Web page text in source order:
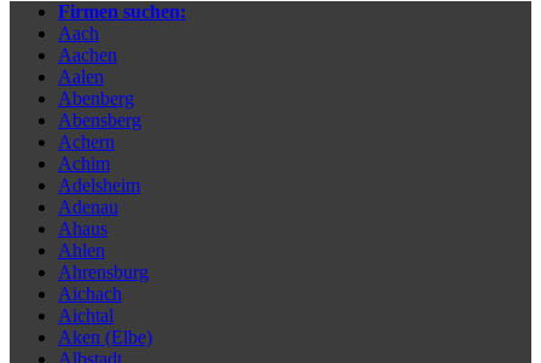
Firmen suchen:
Aach
Aachen
Aalen
Abenberg
Abensberg
Achern
Achim
Adelsheim
Adenau
Ahaus
Ahlen
Ahrensburg
Aichach
Aichtal
Aken (Elbe)